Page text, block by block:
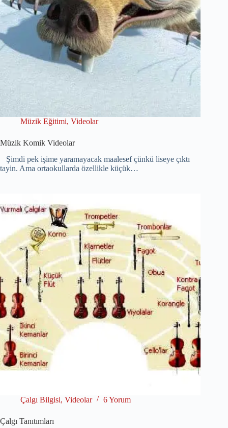
Müzik Eğitimi, Videolar
Müzik Komik Videolar
Şimdi pek işime yaramayacak maalesef çünkü liseye çıktı
tayin. Ama ortaokullarda özellikle küçük…
Çalgı Bilgisi, Videolar 6 Yorum
Çalgı Tanıtımları